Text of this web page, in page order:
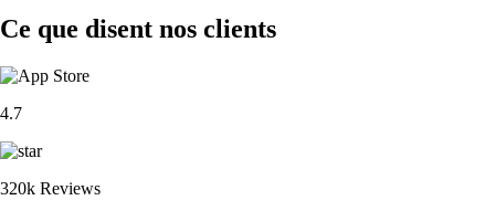
Ce que disent nos clients
4.7
320k Reviews